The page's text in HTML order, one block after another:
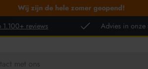
Wij zijn de hele zomer geopend!
1.100+ reviews Advies in onze